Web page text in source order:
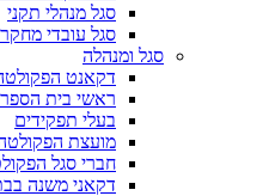
סגל מנהלי תקני
סגל עובדי מחקר
סגל ומנהלה
דקאנט
ראשי בית
בעלי תפקידים
מועצת
חברי סגל
דקאני משנה